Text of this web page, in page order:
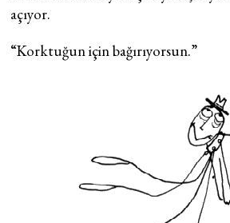
açıyor.
“Korktuğun için bağırıyorsun.”